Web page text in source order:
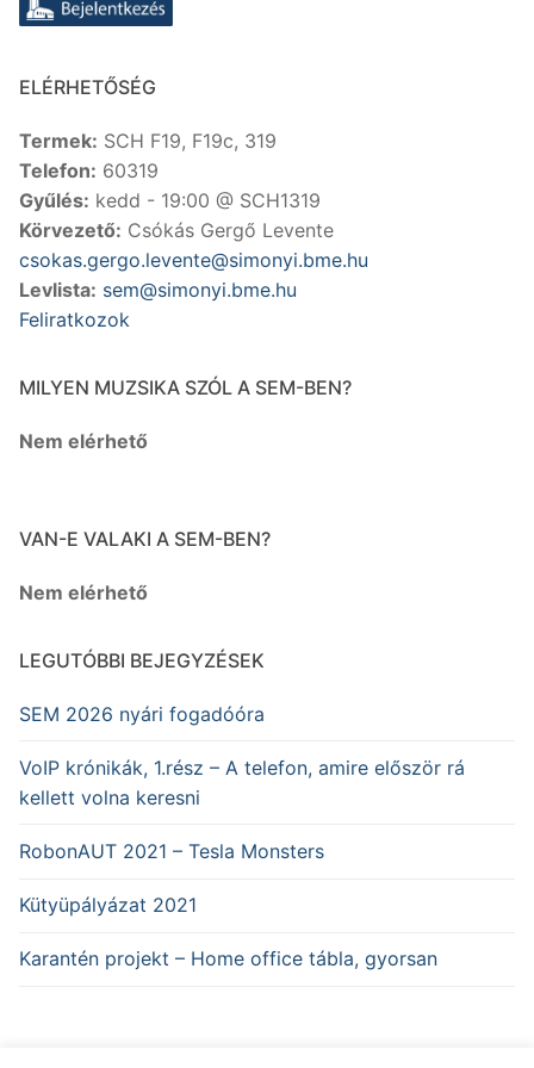
ELÉRHETŐSÉG
Termek: SCH F19, F19c, 319
Telefon: 60319
Gyűlés: kedd - 19:00 @ SCH1319
Körvezető: Csókás Gergő Levente
csokas.gergo.levente@simonyi.bme.hu
Levlista: sem@simonyi.bme.hu
Feliratkozok
MILYEN MUZSIKA SZÓL A SEM-BEN?
Nem elérhető
VAN-E VALAKI A SEM-BEN?
Nem elérhető
LEGUTÓBBI BEJEGYZÉSEK
SEM 2026 nyári fogadóóra
VoIP krónikák, 1.rész – A telefon, amire először rá
kellett volna keresni
RobonAUT 2021 – Tesla Monsters
Kütyüpályázat 2021
Karantén projekt – Home office tábla, gyorsan